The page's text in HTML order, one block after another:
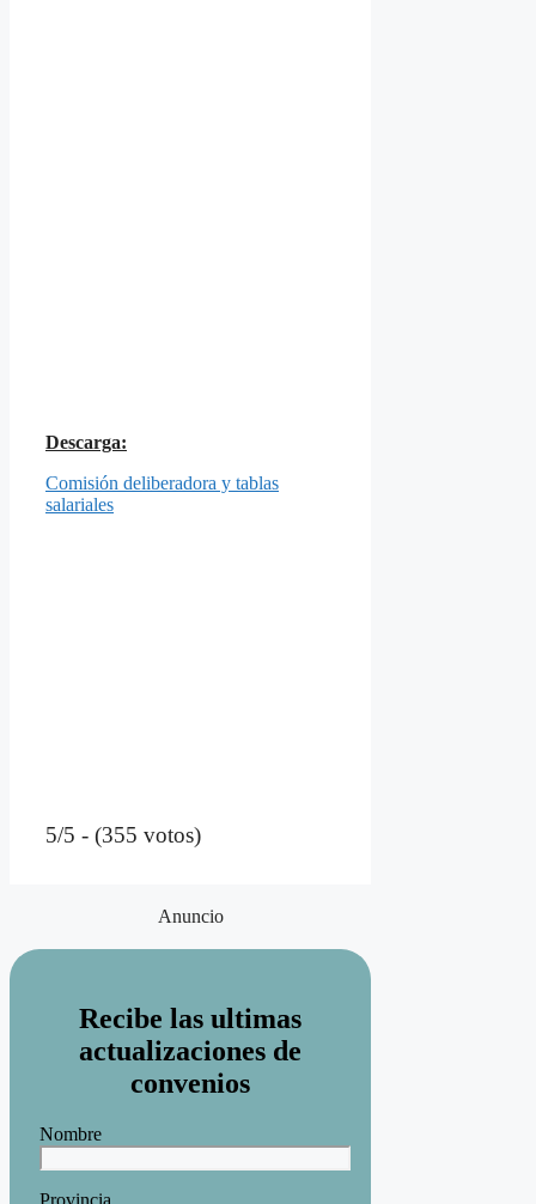
Descarga:
Comisión deliberadora y tablas
salariales
5/5 - (355 votos)
Anuncio
Recibe las ultimas
actualizaciones de
convenios
Nombre
Provincia